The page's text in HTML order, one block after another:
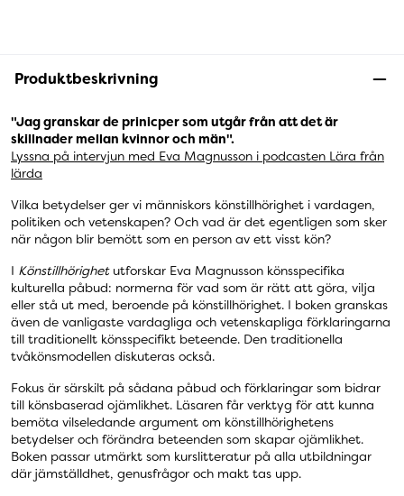
Produktbeskrivning
"Jag granskar de prinicper som utgår från att det är
skillnader mellan kvinnor och män".
Lyssna på intervjun med Eva Magnusson i podcasten Lära från
lärda
Vilka betydelser ger vi människors könstillhörighet i vardagen,
politiken och vetenskapen? Och vad är det egentligen som sker
när någon blir bemött som en person av ett visst kön?
I Könstillhörighetutforskar Eva Magnusson könsspecifika
kulturella påbud: normerna för vad som är rätt att göra, vilja
eller stå ut med, beroende på könstillhörighet. I boken granskas
även de vanligaste vardagliga och vetenskapliga förklaringarna
till traditionellt könsspecifikt beteende. Den traditionella
tvåkönsmodellen diskuteras också.
Fokus är särskilt på sådana påbud och förklaringar som bidrar
till könsbaserad ojämlikhet. Läsaren får verktyg för att kunna
bemöta vilseledande argument om könstillhörighetens
betydelser och förändra beteenden som skapar ojämlikhet.
Boken passar utmärkt som kurslitteratur på alla utbildningar
där jämställdhet, genusfrågor och makt tas upp.